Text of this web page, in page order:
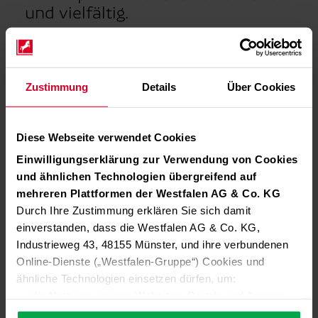
Zustimmung Details Über Cookies
Diese Webseite verwendet Cookies
Einwilligungserklärung zur Verwendung von Cookies
und ähnlichen Technologien übergreifend auf
mehreren Plattformen der Westfalen AG & Co. KG
Durch Ihre Zustimmung erklären Sie sich damit
einverstanden, dass die Westfalen AG & Co. KG,
Industrieweg 43, 48155 Münster, und ihre verbundenen
Online-Dienste („Westfalen-Gruppe“) Cookies und
ähnliche Technologien einsetzen dürfen, um:
ermöglichen (technisch notwendige Cookies),
und vielfältig.